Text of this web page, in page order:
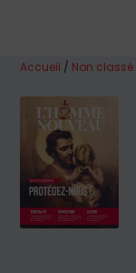
Accueil / Non classé